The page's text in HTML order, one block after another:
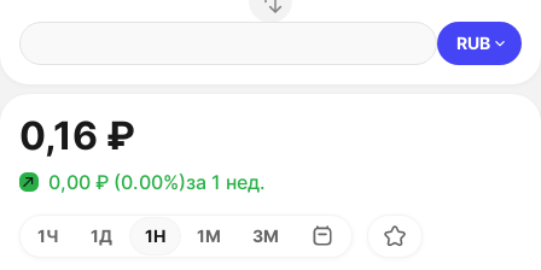
RUB
0,16 ₽
0,00 ₽ (0.00%)за 1 нед.
1Ч 1Д 1Н 1М 3М